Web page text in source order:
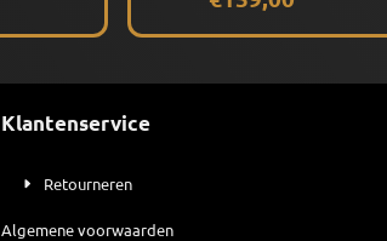
Klantenservice
Retourneren
Algemene voorwaarden